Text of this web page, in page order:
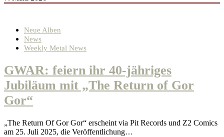
Neue Alben
News
Weekly Metal News
GWAR: feiern ihr 40-jähriges
Jubiläum mit „The Return of Gor
Gor“
„The Return Of Gor Gor“ erscheint via Pit Records und Z2 Comics
am 25. Juli 2025, die Veröffentlichung…